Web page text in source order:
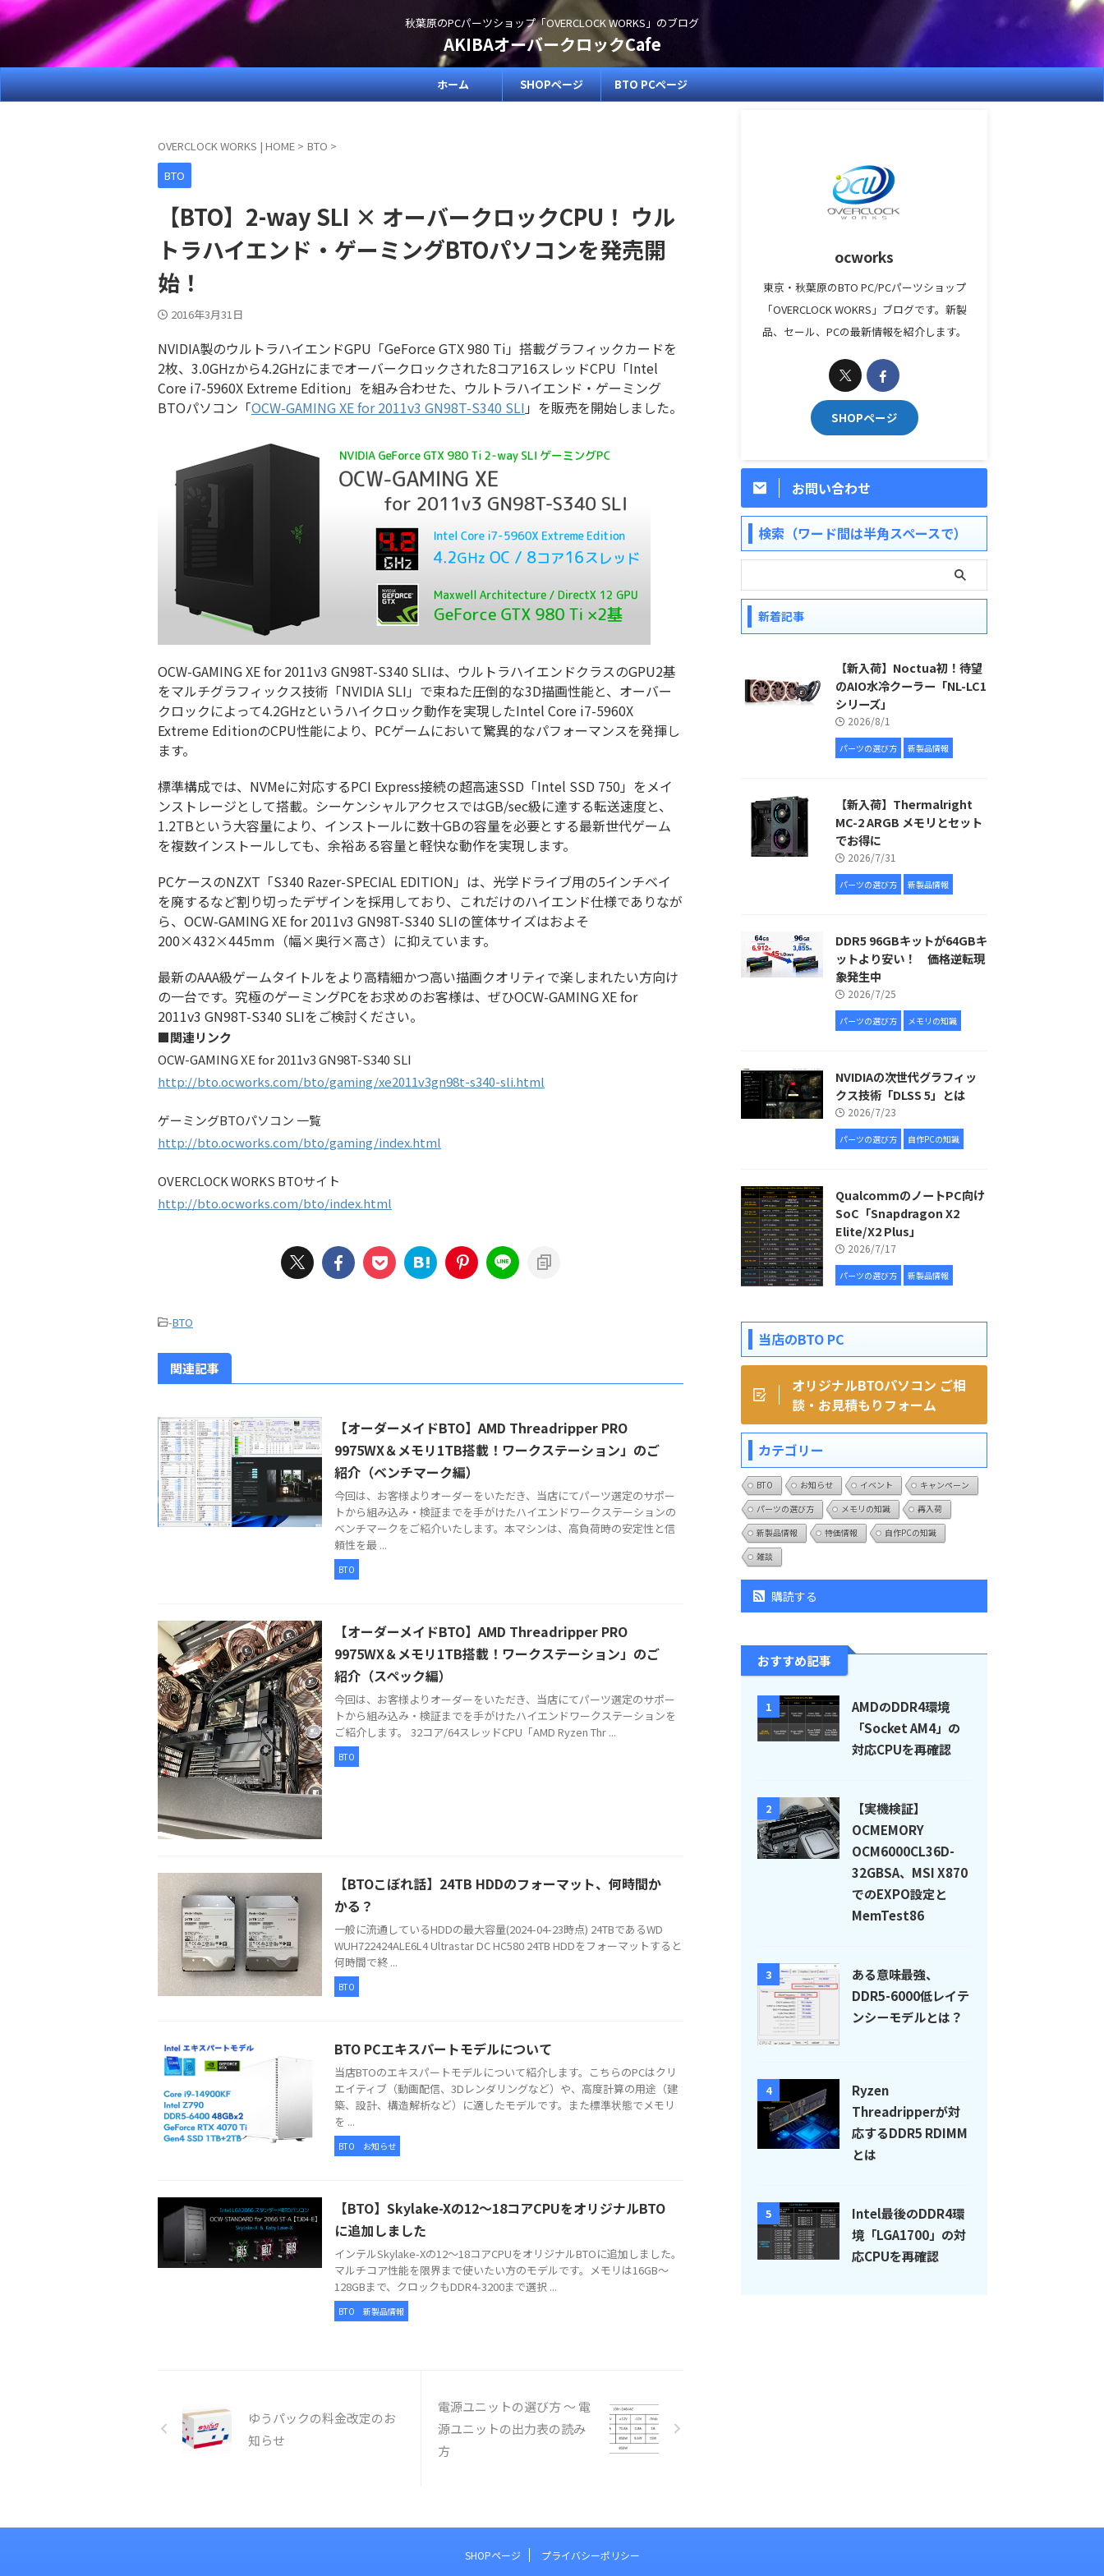
秋葉原のPCパーツショップ「OVERCLOCK WORKS」のブログ
AKIBAオーバークロックCafe
ホーム SHOPページ BTO PCページ
OVERCLOCK WORKS | HOME > BTO >
BTO
【BTO】2-way SLI × オーバークロックCPU！ ウル
トラハイエンド・ゲーミングBTOパソコンを発売開
始！
2016年3月31日
NVIDIA製のウルトラハイエンドGPU「GeForce GTX 980 Ti」搭載グラフィックカードを
2枚、3.0GHzから4.2GHzにまでオーバークロックされた8コア16スレッドCPU「Intel
Core i7-5960X Extreme Edition」を組み合わせた、ウルトラハイエンド・ゲーミング
BTOパソコン「OCW-GAMING XE for 2011v3 GN98T-S340 SLI 」を販売を開始しました。
OCW-GAMING XE for 2011v3 GN98T-S340 SLIは、ウルトラハイエンドクラスのGPU2基
をマルチグラフィックス技術「NVIDIA SLI」で束ねた圧倒的な3D描画性能と、オーバー
クロックによって4.2GHzというハイクロック動作を実現したIntel Core i7-5960X
Extreme EditionのCPU性能により、PCゲームにおいて驚異的なパフォーマンスを発揮し
ます。
標準構成では、NVMeに対応するPCI Express接続の超高速SSD「Intel SSD 750」をメイ
ンストレージとして搭載。シーケンシャルアクセスではGB/sec級に達する転送速度と、
1.2TBという大容量により、インストールに数十GBの容量を必要とする最新世代ゲーム
を複数インストールしても、余裕ある容量と軽快な動作を実現します。
PCケースのNZXT「S340 Razer-SPECIAL EDITION」は、光学ドライブ用の5インチベイ
を廃するなど割り切ったデザインを採用しており、これだけのハイエンド仕様でありなが
ら、OCW-GAMING XE for 2011v3 GN98T-S340 SLIの筐体サイズはおよそ
200×432×445mm（幅×奥行×高さ）に抑えています。
最新のAAA級ゲームタイトルをより高精細かつ高い描画クオリティで楽しまれたい方向け
の一台です。究極のゲーミングPCをお求めのお客様は、ぜひOCW-GAMING XE for
2011v3 GN98T-S340 SLIをご検討ください。
■関連リンク
OCW-GAMING XE for 2011v3 GN98T-S340 SLI
http://bto.ocworks.com/bto/gaming/xe2011v3gn98t-s340-sli.html
ゲーミングBTOパソコン 一覧
http://bto.ocworks.com/bto/gaming/index.html
OVERCLOCK WORKS BTOサイト
http://bto.ocworks.com/bto/index.html
-BTO
関連記事
【オーダーメイドBTO】AMD Threadripper PRO
9975WX＆メモリ1TB搭載！ワークステーション」のご
紹介（ベンチマーク編）
今回は、お客様よりオーダーをいただき、当店にてパーツ選定のサポー
トから組み込み・検証までを手がけたハイエンドワークステーションの
ベンチマークをご紹介いたします。本マシンは、高負荷時の安定性と信
頼性を最 ...
BTO
【オーダーメイドBTO】AMD Threadripper PRO
9975WX＆メモリ1TB搭載！ワークステーション」のご
紹介（スペック編）
今回は、お客様よりオーダーをいただき、当店にてパーツ選定のサポー
トから組み込み・検証までを手がけたハイエンドワークステーションを
ご紹介します。 32コア/64スレッドCPU「AMD Ryzen Thr ...
BTO
【BTOこぼれ話】24TB HDDのフォーマット、何時間か
かる？
一般に流通しているHDDの最大容量(2024-04-23時点) 24TBであるWD
WUH722424ALE6L4 Ultrastar DC HC580 24TB HDDをフォーマットすると
何時間で終 ...
BTO
BTO PCエキスパートモデルについて
当店BTOのエキスパートモデルについて紹介します。こちらのPCはクリ
エイティブ（動画配信、3Dレンダリングなど）や、高度計算の用途（建
築、設計、構造解析など）に適したモデルです。また標準状態でメモリ
を ...
BTO お知らせ
【BTO】Skylake-Xの12～18コアCPUをオリジナルBTO
に追加しました
インテルSkylake-Xの12～18コアCPUをオリジナルBTOに追加しました。
マルチコア性能を限界まで使いたい方のモデルです。メモリは16GB～
128GBまで、クロックもDDR4-3200まで選択 ...
BTO 新製品情報
ゆうパックの料金改定のお
知らせ
電源ユニットの選び方 ～ 電
源ユニットの出力表の読み
方
ocworks
東京・秋葉原のBTO PC/PCパーツショップ
「OVERCLOCK WOKRS」ブログです。新製
品、セール、PCの最新情報を紹介します。
SHOPページ
お問い合わせ
検索（ワード間は半角スペースで）
新着記事
【新入荷】Noctua初！待望
のAIO水冷クーラー「NL-LC1
シリーズ」
2026/8/1
パーツの選び方 新製品情報
【新入荷】Thermalright
MC-2 ARGB メモリとセット
でお得に
2026/7/31
パーツの選び方 新製品情報
DDR5 96GBキットが64GBキ
ットより安い！ 価格逆転現
象発生中
2026/7/25
パーツの選び方 メモリの知識
NVIDIAの次世代グラフィッ
クス技術「DLSS 5」とは
2026/7/23
パーツの選び方 自作PCの知識
QualcommのノートPC向け
SoC「Snapdragon X2
Elite/X2 Plus」
2026/7/17
パーツの選び方 新製品情報
当店のBTO PC
オリジナルBTOパソコン ご相
談・お見積もりフォーム
カテゴリー
BTO お知らせ イベント
キャンペーン
パーツの選び方
メモリの知識
再入荷
新製品情報
特価情報
自作PCの知識
雑談
購読する
おすすめ記事
1
AMDのDDR4環境
「Socket AM4」の
対応CPUを再確認
2
【実機検証】
OCMEMORY
OCM6000CL36D-
32GBSA、MSI X870
でのEXPO設定と
MemTest86
3
ある意味最強、
DDR5-6000低レイテ
ンシーモデルとは？
4
Ryzen
Threadripperが対
応するDDR5 RDIMM
とは
5
Intel最後のDDR4環
境「LGA1700」の対
応CPUを再確認
SHOPページ プライバシーポリシー